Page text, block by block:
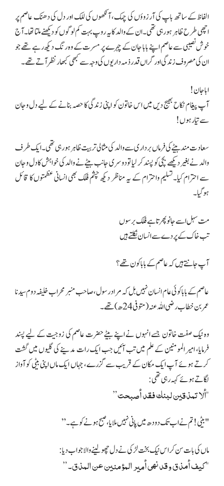
الفاظ کے ساتھ باپ کی آرزوؤں کی چمک، آنکھوں کی للک اور دل کی دھنک عاصم پر
اچھی طرح ظاہر ہو رہی تھی۔ان کے والد کا یہ روپ بہت کم لوگوں کو دیکھنے ملتا تھا۔آج
خوش نصیبی سے عاصم اپنے بابا جان کے چہرے پر مسرت کے وہ رنگ دیکھ رہے تھے جو
ان کی مصروف زندگی اور گراں قدر ذمہ داریوں کی وجہ سے کبھی کبھار نظر آتے تھے۔
ابا جان!
آپ پیغام نکاح بھیج دیں میں اس خاتون کو اپنی زندگی کا حصہ بنانے کے لیے دل وجان
سے تیار ہوں!
سعادت مند بیٹے کی فرماں برداری سے والد کی مثالی تربیت ظاہر ہو رہی تھی۔ایک طرف
والد نے بغیر دیکھے بچی کو پسند کر لیا تو دوسری جانب بیٹے نے والد کی خواہش کا دل وجان
سے احترام کیا۔تسلیم واحترام کے یہ مناظر دیکھ چشم فلک بھی انسانی عظمتوں کا قائل
ہوگیا۔
مت سہل اسے جانو پھرتا ہے فلک برسوں
تب خاک کے پردے سے انسان نکلتے ہیں
آپ جانتے ہیں کہ عاصم کے بابا کون تھے؟
عاصم کے بابا کوئی عام انسان نہیں بل کہ مراد رسول، صاحب منبر محراب خلیفہ دوم سیدنا
عمر بن خطاب رضی اللہ عنہ(متوفی 24ھ) تھے۔
وہ نیک صفت خاتون جسے انہوں نے اپنے بیٹے حضرت عاصم کی زوجیت کے لیے پسند
فرمایا، امیر المومنین کے علم میں تب آئیں جب ایک رات مدینے کی گلیوں میں گشت
کرتے ہوئے آپ ایک مکان کے قریب سے گزرے، جہاں ایک ماں اپنی بیٹی کو آواز
لگاتے ہوئے کہہ رہی تھی:
"ألا تمذقين لبنك فقد أصبحت”
"بیٹی ! تم نے اب تک دودھ میں پانی نہیں ملایا، صبح ہونے کو ہے۔”
ماں کی بات سن کر اس نیک بخت لڑکی نے دل چھو لینے والا جواب دیا:
"کيف أمذق وقد نهى أمير المؤمنين عن المذق۔”